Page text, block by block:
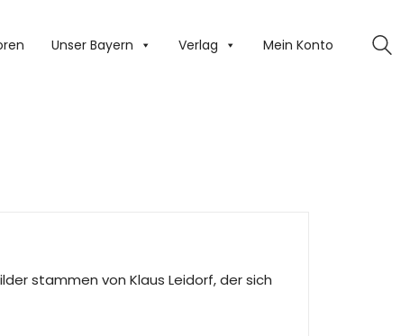
Unser Bayern Verlag Mein Konto
stammen von Klaus Leidorf, der sich